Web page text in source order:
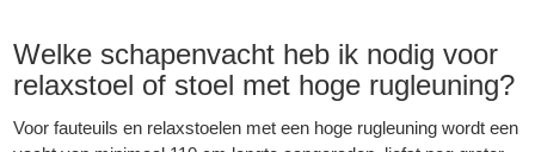
Welke schapenvacht heb ik nodig voor
relaxstoel of stoel met hoge rugleuning?
Voor fauteuils en relaxstoelen met een hoge rugleuning wordt een